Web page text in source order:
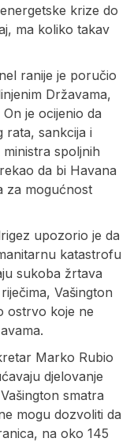
krize do
ma koliko takav
ranije je poručio
Državama,
je ocijenio da
rata, sankcija i
spoljnih
da bi Havana
za mogućnost
upozorio je da
katastrofu
sukoba žrtava
Vašington
ostrvo koje ne
Marko Rubio
djelovanje
smatra
mogu dozvoliti da
na oko 145